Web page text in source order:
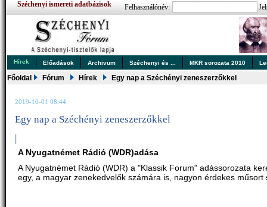
Széchenyi ismereti adatbázisok Felhasználónév:
Hírek Előadások Archivum Széchenyi és ... MKR sorozata 2010
Főoldal Fórum Hírek Egy nap a Széchényi zeneszerzőkkel
2019-10-01 08:44
Egy nap a Széchényi zeneszerzőkkel
|
A Nyugatnémet Rádió (WDR)adása
A Nyugatnémet Rádió (WDR) a "Klassik Forum" adássorozata
egy, a magyar zenekedvelők számára is, nagyon érdekes műsort